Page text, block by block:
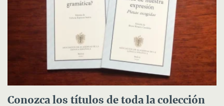
Conozca los títulos de toda la colección